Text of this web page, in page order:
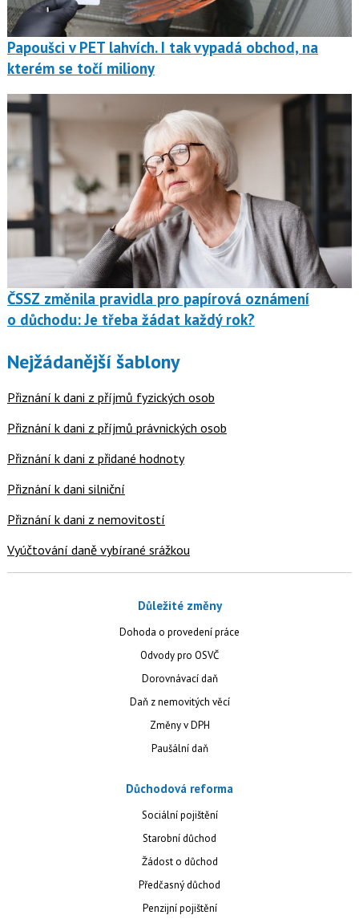
Papoušci v PET lahvích. I tak vypadá obchod, na
kterém se točí miliony
ČSSZ změnila pravidla pro papírová oznámení
o důchodu: Je třeba žádat každý rok?
Nejžádanější šablony
Přiznání k dani z příjmů fyzických osob
Přiznání k dani z příjmů právnických osob
Přiznání k dani z přidané hodnoty
Přiznání k dani silniční
Přiznání k dani z nemovitostí
Vyúčtování daně vybírané srážkou
Důležité změny
Dohoda o provedení práce
Odvody pro OSVČ
Dorovnávací daň
Daň z nemovitých věcí
Změny v DPH
Paušální daň
Důchodová reforma
Sociální pojištění
Starobní důchod
Žádost o důchod
Předčasný důchod
Penzijní pojištění